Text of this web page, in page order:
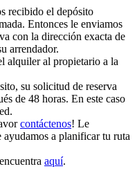
recibido el depósito
Entonces le enviamos
con la dirección exacta de
arrendador.
alquiler al propietario a la
su solicitud de reserva
de 48 horas. En este caso
contáctenos! Le
a planificar tu ruta
aquí.